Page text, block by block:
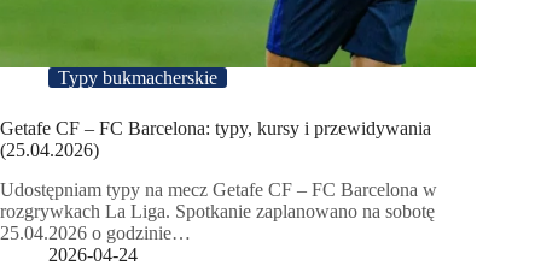
Typy bukmacherskie
Getafe CF – FC Barcelona: typy, kursy i przewidywania
(25.04.2026)
Udostępniam typy na mecz Getafe CF – FC Barcelona w
rozgrywkach La Liga. Spotkanie zaplanowano na sobotę
25.04.2026 o godzinie…
2026-04-24